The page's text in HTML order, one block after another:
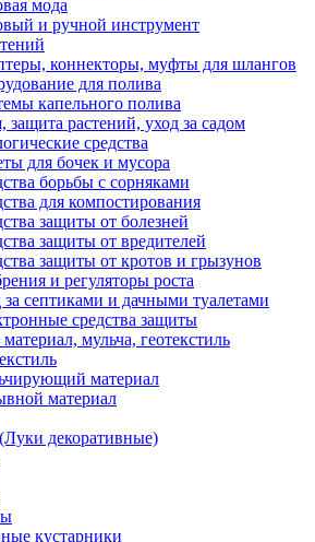
мода
и ручной инструмент
коннекторы, муфты для шлангов
для полива
капельного полива
защита растений, уход за садом
средства
для бочек и мусора
борьбы с сорняками
для компостирования
защиты от болезней
защиты от вредителей
защиты от кротов и грызунов
и регуляторы роста
за септиками и дачными туалетами
средства защиты
мульча, геотекстиль
материал
материал
декоративные)
кустарники